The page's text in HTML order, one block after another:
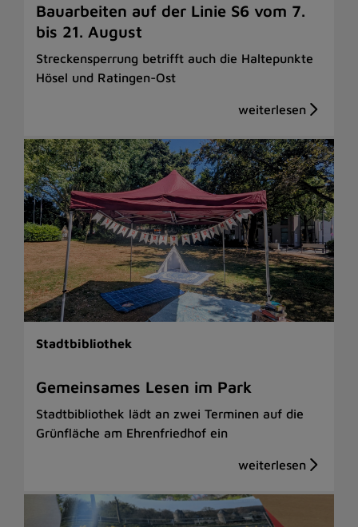
Bauarbeiten auf der Linie S6 vom 7.
bis 21. August
Streckensperrung betrifft auch die Haltepunkte
Hösel und Ratingen-Ost
Stadtbibliothek
Gemeinsames Lesen im Park
Stadtbibliothek lädt an zwei Terminen auf die
Grünfläche am Ehrenfriedhof ein